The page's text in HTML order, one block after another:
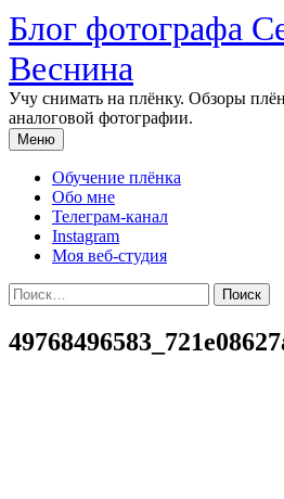
Перейти
к
содержимому
Блог фотографа
Веснина
Учу снимать на плёнку. Обзоры
аналоговой фотографии.
Меню
Обучение плёнка
Обо мне
Телеграм-канал
Instagram
Моя веб-студия
Найти: